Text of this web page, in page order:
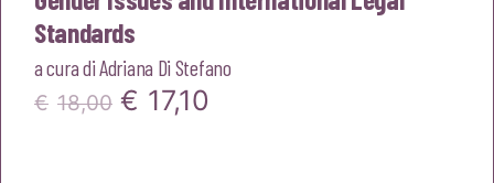
Standards
a cura diAdriana Di Stefano
€ 18,00 Il
€ 17,10